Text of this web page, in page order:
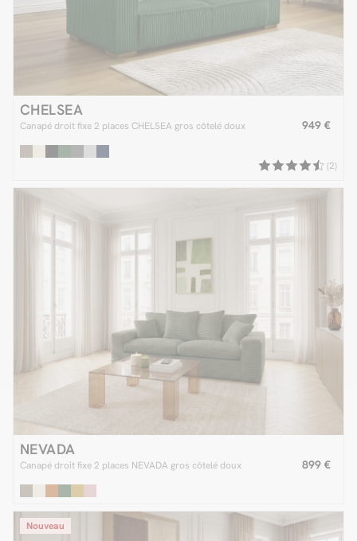
CHELSEA
Canapé droit fixe 2 places CHELSEA gros côtelé doux 949 €
(2)
NEVADA
Canapé droit fixe 2 places NEVADA gros côtelé doux 899 €
Nouveau